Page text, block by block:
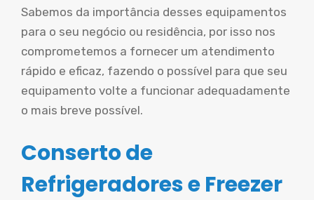
Sabemos da importância desses equipamentos
para o seu negócio ou residência, por isso nos
comprometemos a fornecer um atendimento
rápido e eficaz, fazendo o possível para que seu
equipamento volte a funcionar adequadamente
o mais breve possível.
Conserto de
Refrigeradores e Freezer